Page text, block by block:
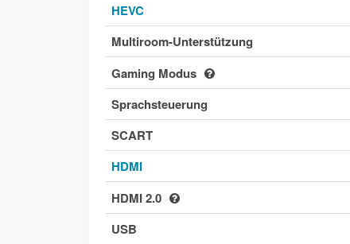
HEVC
Multiroom-Unterstützung
Gaming Modus
Sprachsteuerung
SCART
HDMI
HDMI 2.0
USB